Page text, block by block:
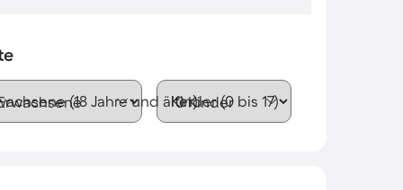
(18 Jahre und älter)Kinder (0 bis 17)